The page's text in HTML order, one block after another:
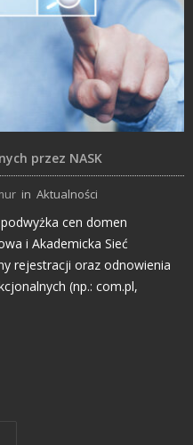
przez NASK
in Aktualności
cen domen
i Akademicka Sieć
rejestracji oraz odnowienia
(np.: com.pl,